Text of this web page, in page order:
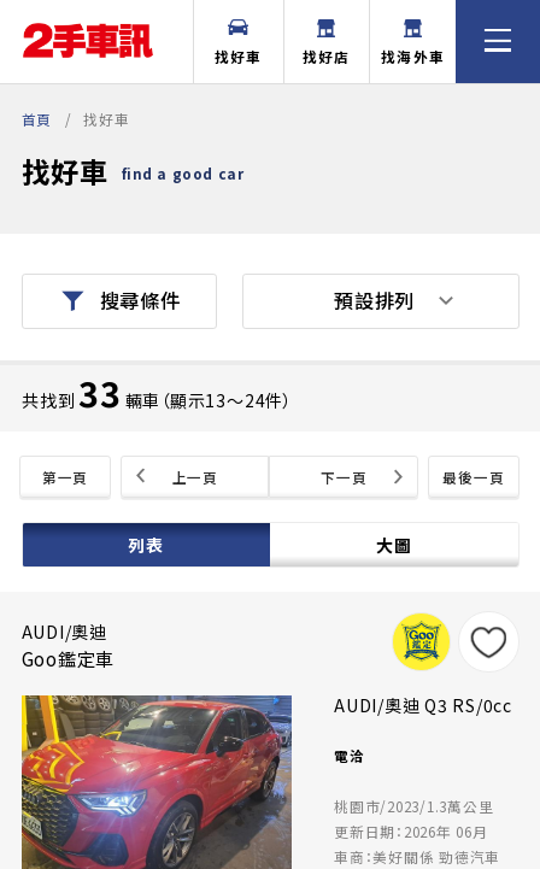
找好車 找好店 找海外車
首頁 找好車
找好車 find a good car
搜尋條件
共找到 33 輛車（顯示13〜24件）
第一頁 最後一頁
上一頁 下一頁
列表 大圖
預設排列
AUDI/奧迪
Goo鑑定車
AUDI/奧迪 Q3 RS/0cc
電洽
桃園市/2023/1.3萬公里
更新日期：2026年 06月
車商：美好關係 勁德汽車